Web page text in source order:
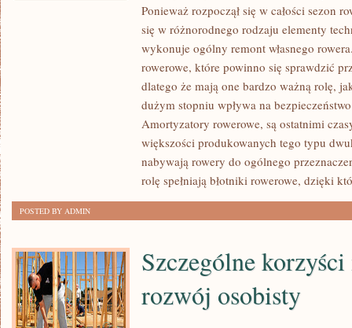
ROWEROWE,
NAJWAŻNIEJSZYM
ELEMENTEM
BEZPIECZEŃSTWA
Ponieważ rozpoczął się w całości sezon
się w różnorodnego rodzaju elementy
wykonuje ogólny remont własnego
rowerowe, które powinno się sprawdzić
dlatego że mają one bardzo ważną rolę,
dużym stopniu wpływa na
Amortyzatory rowerowe, są ostatnimi
większości produkowanych tego typu
nabywają rowery do ogólnego
rolę spełniają błotniki rowerowe, dzięki
POSTED BY ADMIN
Szczególne
rozwój osobisty